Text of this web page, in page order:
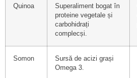
Quinoa
Superaliment bogat în
proteine vegetale și
carbohidrați
complecși.
Somon
Sursă de acizi grași
Omega 3.